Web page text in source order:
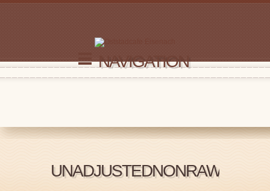
NAVIGATION